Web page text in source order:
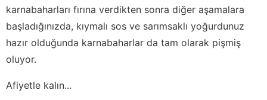
karnabaharları fırına verdikten sonra diğer aşamalara
başladığınızda, kıymalı sos ve sarımsaklı yoğurdunuz
hazır olduğunda karnabaharlar da tam olarak pişmiş
oluyor.
Afiyetle kalın...